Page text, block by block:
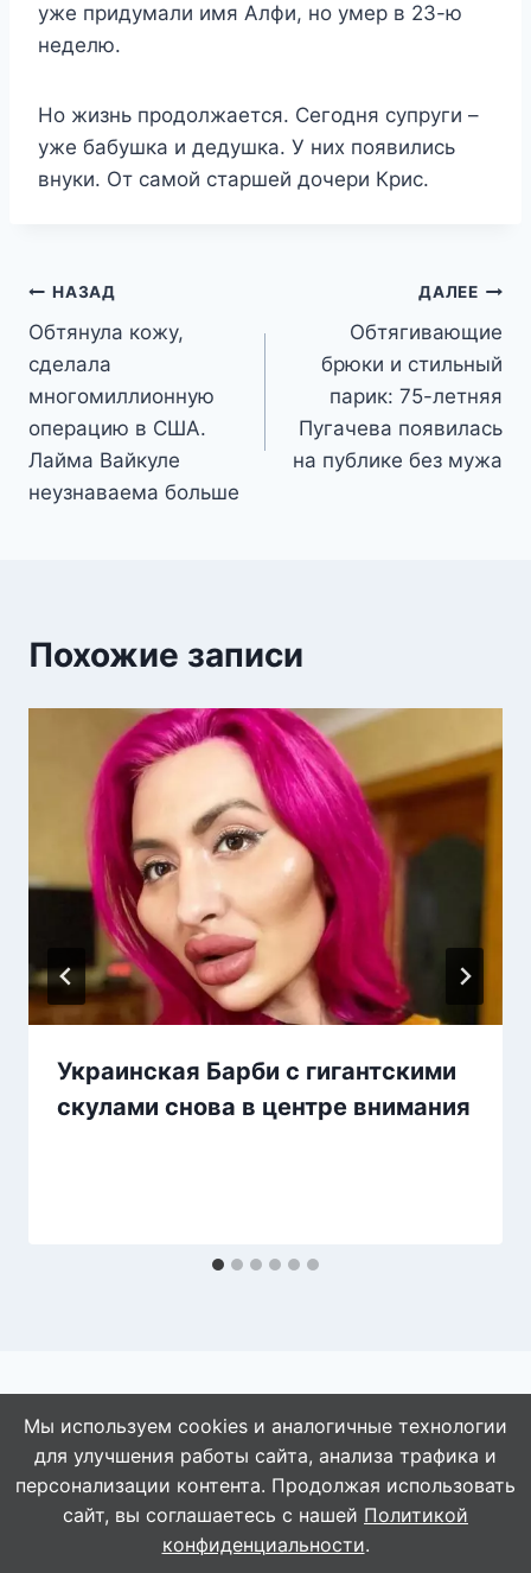
уже придумали имя Алфи, но умер в 23-ю
неделю.
Но жизнь продолжается. Сегодня супруги –
уже бабушка и дедушка. У них появились
внуки. От самой старшей дочери Крис.
Навигация
по
записям
НАЗАД
Обтянула кожу,
сделала
многомиллионную
операцию в США.
Лайма Вайкуле
неузнаваема больше
ДАЛЕЕ
Обтягивающие
брюки и стильный
парик: 75-летняя
Пугачева появилась
на публике без мужа
Похожие записи
Украинская Барби с гигантскими
скулами снова в центре внимания
© 2026 АбАлдеть!
Мы используем cookies и аналогичные технологии
для улучшения работы сайта, анализа трафика и
персонализации контента. Продолжая использовать
сайт, вы соглашаетесь с нашей Политикой
конфиденциальности.